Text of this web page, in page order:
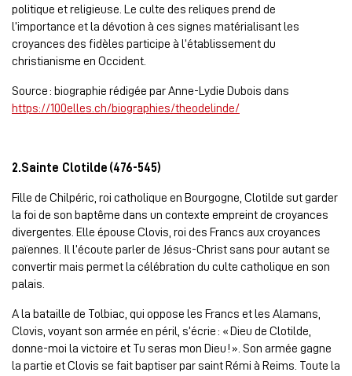
politique et religieuse. Le culte des reliques prend de
l’importance et la dévotion à ces signes matérialisant les
croyances des fidèles participe à l’établissement du
christianisme en Occident.
Source : biographie rédigée par Anne-Lydie Dubois dans
https://100elles.ch/biographies/theodelinde/
2.Sainte Clotilde (476-545)
Fille de Chilpéric, roi catholique en Bourgogne, Clotilde sut garder
la foi de son baptême dans un contexte empreint de croyances
divergentes. Elle épouse Clovis, roi des Francs aux croyances
païennes. Il l’écoute parler de Jésus-Christ sans pour autant se
convertir mais permet la célébration du culte catholique en son
palais.
A la bataille de Tolbiac, qui oppose les Francs et les Alamans,
Clovis, voyant son armée en péril, s’écrie : « Dieu de Clotilde,
donne-moi la victoire et Tu seras mon Dieu ! ». Son armée gagne
la partie et Clovis se fait baptiser par saint Rémi à Reims. Toute la